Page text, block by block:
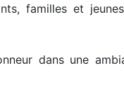
familles et
dans une